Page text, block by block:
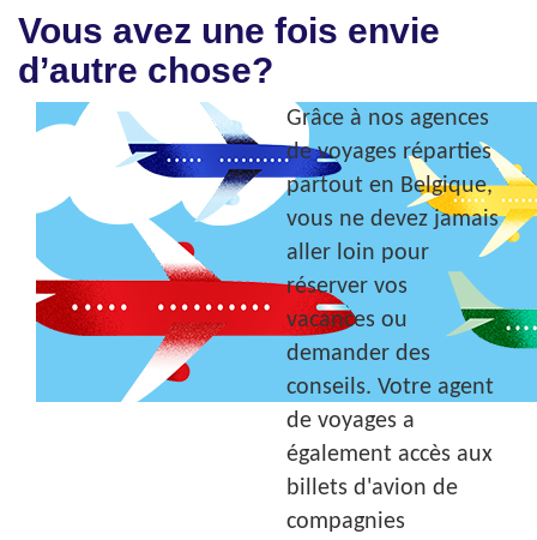
Vous avez une fois envie
d’autre chose?
Grâce à nos agences
de voyages réparties
partout en Belgique,
vous ne devez jamais
aller loin pour
réserver vos
vacances ou
demander des
conseils. Votre agent
de voyages a
également accès aux
billets d'avion de
compagnies